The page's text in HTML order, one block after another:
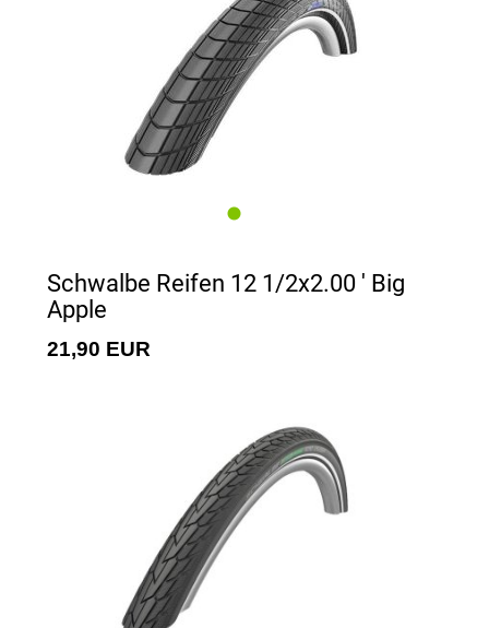
Schwalbe Reifen 12 1/2x2.00 ' Big
Apple
21,90 EUR